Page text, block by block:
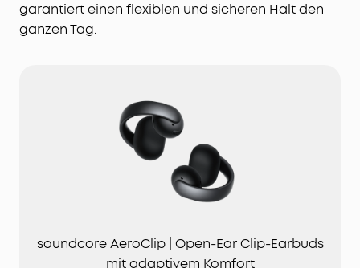
garantiert einen flexiblen und sicheren Halt den
ganzen Tag.
soundcore AeroClip | Open-Ear Clip-Earbuds
mit adaptivem Komfort